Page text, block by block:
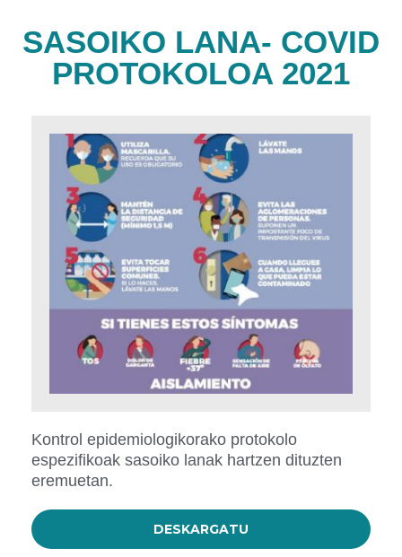
SASOIKO LANA- COVID
PROTOKOLOA 2021
Kontrol epidemiologikorako protokolo
espezifikoak sasoiko lanak hartzen dituzten
eremuetan.
DESKARGATU